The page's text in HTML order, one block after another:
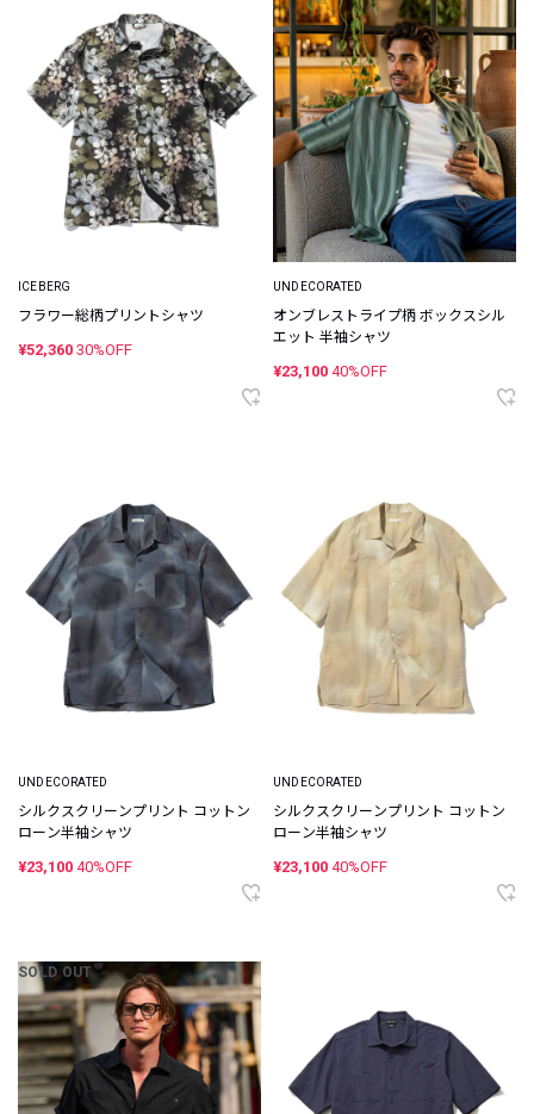
ICEBERG
フラワー総柄プリントシャツ
¥52,360 30%OFF
UNDECORATED
オンブレストライプ柄 ボックスシル
エット 半袖シャツ
¥23,100 40%OFF
UNDECORATED
シルクスクリーンプリント コットン
ローン半袖シャツ
¥23,100 40%OFF
UNDECORATED
シルクスクリーンプリント コットン
ローン半袖シャツ
¥23,100 40%OFF
SOLD OUT